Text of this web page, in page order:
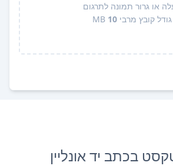
או גרור תמונה לתרגום
גודל קובץ מרבי10
MB
בכתב יד אונליין